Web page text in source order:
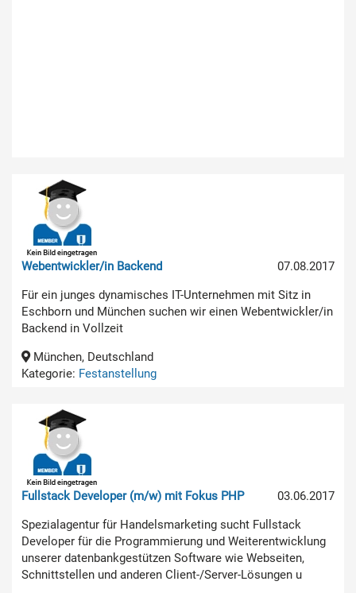
07.08.2017
Webentwickler/in Backend
Für ein junges dynamisches IT-Unternehmen mit Sitz in
Eschborn und München suchen wir einen Webentwickler/in
Backend in Vollzeit
München, Deutschland
Kategorie: Festanstellung
03.06.2017
Fullstack Developer (m/w) mit Fokus PHP
Spezialagentur für Handelsmarketing sucht Fullstack
Developer für die Programmierung und Weiterentwicklung
unserer datenbankgestützen Software wie Webseiten,
Schnittstellen und anderen Client-/Server-Lösungen u